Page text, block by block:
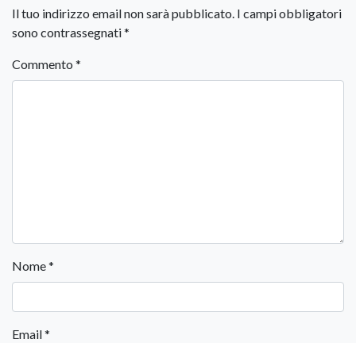
Il tuo indirizzo email non sarà pubblicato. I campi obbligatori
sono contrassegnati*
Commento *
Nome*
Email*